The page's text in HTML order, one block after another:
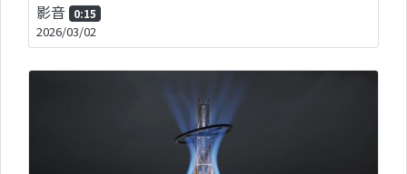
影音 0:15
2026/03/02